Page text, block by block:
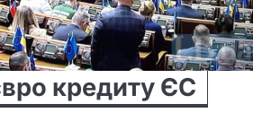
кредиту ЄС